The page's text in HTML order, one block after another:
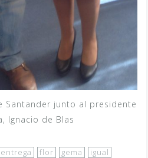
Santander junto al presidente
Ignacio de Blas
entrega flor gema
igual